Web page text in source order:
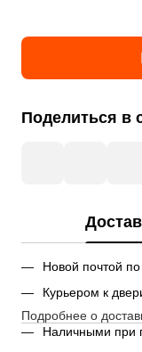
Поделиться в
Новой почтой
Курьером к
Подробнее о
Наличными при